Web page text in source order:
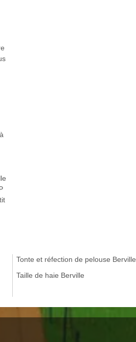
Tonte et réfection de pelouse Berville
Taille de haie Berville